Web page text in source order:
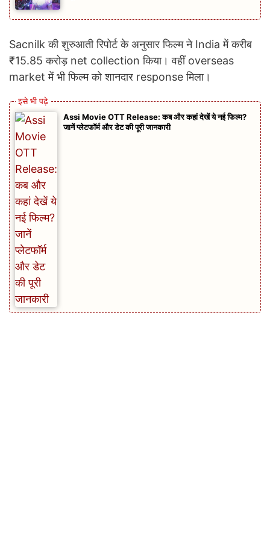
Sacnilk की शुरुआती रिपोर्ट के अनुसार फिल्म ने India में करीब
₹15.85 करोड़ net collection किया। वहीं overseas
market में भी फिल्म को शानदार response मिला।
Assi Movie OTT Release: कब और कहां देखें ये नई फिल्म?
जानें प्लेटफॉर्म और डेट की पूरी जानकारी